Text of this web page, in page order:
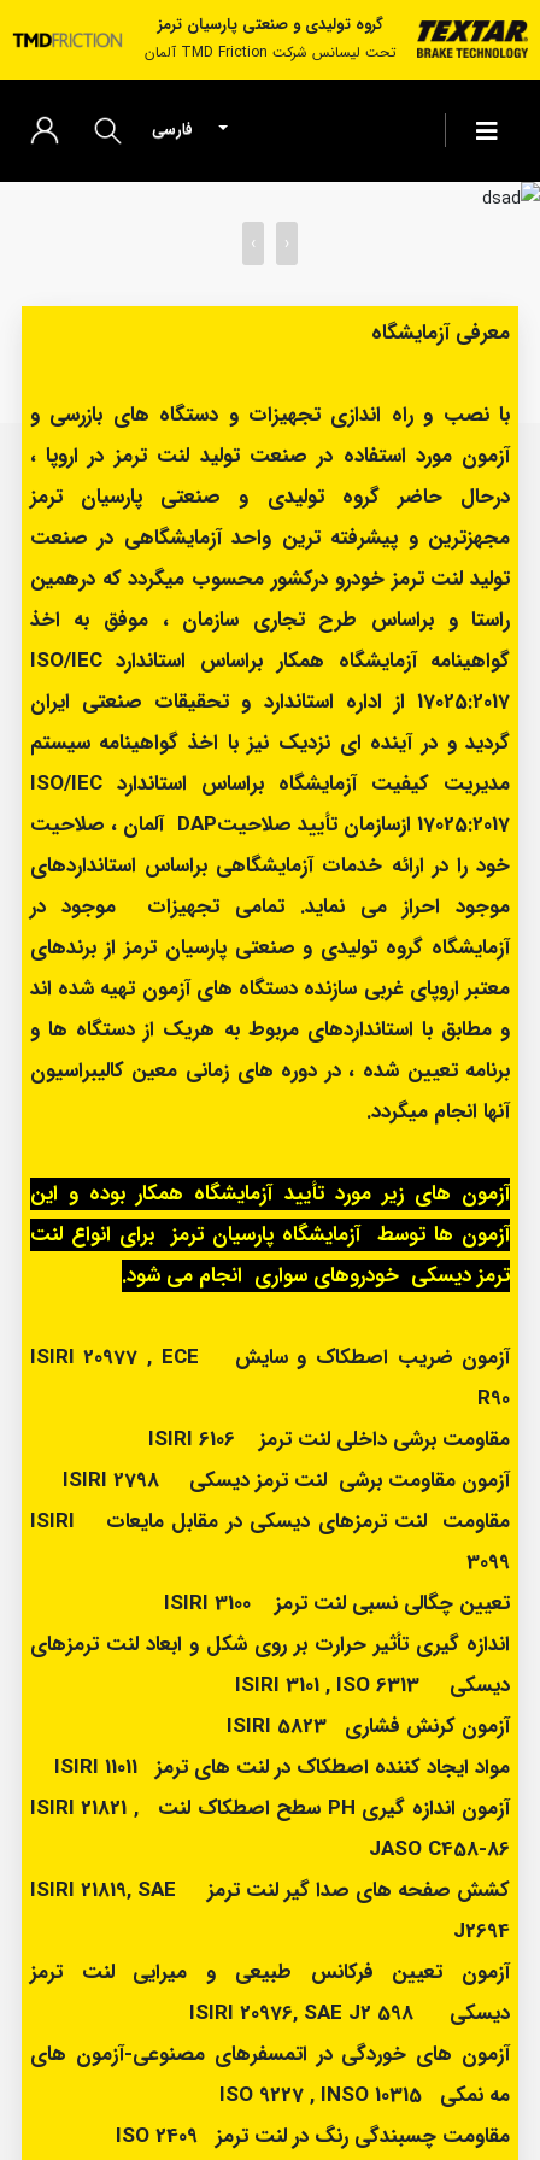
گروه تولیدی و صنعتی پارسیان ترمز
تحت لیسانس شرکت TMD Friction آلمان
فارسی
حساب کاربری من
ویرایش حساب کاربری
دفترچه آدرس
لیست دلخواه
سفارشات
خروج
‹ ›
معرفی آزمایشگاه
با نصب و راه اندازی تجهیزات و دستگاه های بازرسی و
آزمون مورد استفاده در صنعت تولید لنت ترمز در اروپا ،
درحال حاضر گروه تولیدی و صنعتی پارسیان ترمز
مجهزترین و پیشرفته ترین واحد آزمایشگاهی در صنعت
تولید لنت ترمز خودرو درکشور محسوب میگردد که درهمین
راستا و براساس طرح تجاری سازمان ، موفق به اخذ
گواهینامه آزمایشگاه همکار براساس استاندارد ISO/IEC
17025:2017 از اداره استاندارد و تحقیقات صنعتی ایران
گردید و در آینده ای نزدیک نیز با اخذ گواهینامه سیستم
مدیریت کیفیت آزمایشگاه براساس استاندارد ISO/IEC
17025:2017 ازسازمان تأیید صلاحیتDAP آلمان ، صلاحیت
خود را در ارائه خدمات آزمایشگاهی براساس استانداردهای
موجود احراز می نماید. تمامی تجهیزات موجود در
آزمایشگاه گروه تولیدی و صنعتی پارسیان ترمز از برندهای
معتبر اروپای غربی سازنده دستگاه های آزمون تهیه شده اند
و مطابق با استانداردهای مربوط به هریک از دستگاه ها و
برنامه تعیین شده ، در دوره های زمانی معین کالیبراسیون
آنها انجام میگردد.
آزمون های زیر مورد تأیید آزمایشگاه همکار بوده و این
آزمون ها توسط آزمایشگاه پارسیان ترمز برای انواع لنت
ترمز دیسکی خودروهای سواری انجام می شود.
آزمون ضریب اصطکاک و سایش ISIRI 20977 , ECE
R90
مقاومت برشی داخلی لنت ترمز ISIRI 6106
آزمون مقاومت برشی لنت ترمز دیسکی ISIRI 2798
مقاومت لنت ترمزهای دیسکی در مقابل مایعات ISIRI
3099
تعیین چگالی نسبی لنت ترمز ISIRI 3100
اندازه گیری تأثیر حرارت بر روی شکل و ابعاد لنت ترمزهای
دیسکی ISIRI 3101 , ISO 6313
آزمون کرنش فشاری ISIRI 5823
مواد ایجاد کننده اصطکاک در لنت های ترمز ISIRI 11011
آزمون اندازه گیری PH سطح اصطکاک لنت ISIRI 21821 ,
JASO C458-86
کشش صفحه های صدا گیر لنت ترمز ISIRI 21819, SAE
J2694
آزمون تعیین فرکانس طبیعی و میرایی لنت ترمز
دیسکی ISIRI 20976, SAE J2 598
آزمون های خوردگی در اتمسفرهای مصنوعی-آزمون های
مه نمکی ISO 9227 , INSO 10315
مقاومت چسبندگی رنگ در لنت ترمز ISO 2409